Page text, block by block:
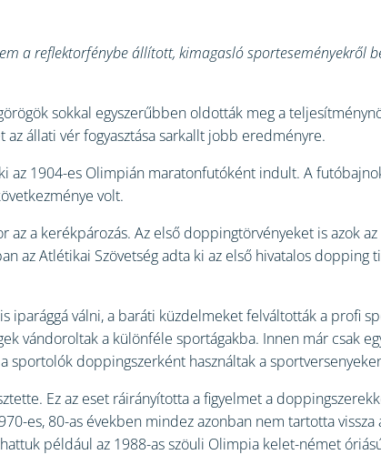
a reflektorfénybe állított, kimagasló sporteseményekről
sokkal egyszerűbben oldották meg a
állati vér fogyasztása sarkallt jobb eredményre.
az 1904-es Olimpián maratonfutóként indult. A
volt.
a kerékpározás. Az első doppingtörvényeket is azok az
az Atlétikai Szövetség adta ki az első hivatalos dopping
iparággá válni, a baráti küzdelmeket felváltották a profi
vándoroltak a különféle sportágakba. Innen már csak
doppingszerként használtak a
Ez az eset ráirányította a figyelmet a
es, 80-as években mindez azonban nem tartotta vissza
például az 1988-as szöuli Olimpia kelet-német